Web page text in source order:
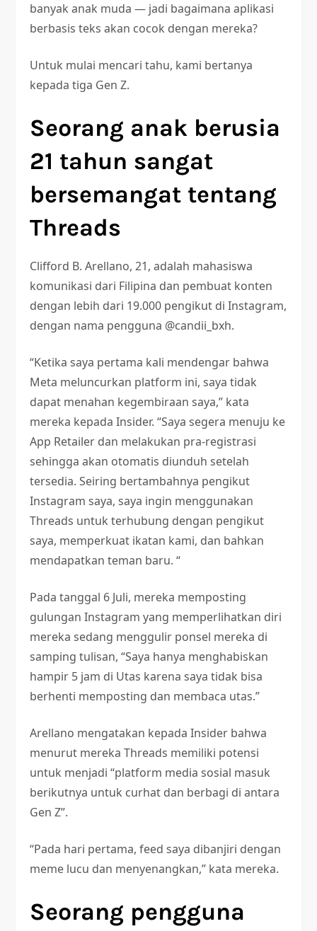
banyak anak muda — jadi bagaimana aplikasi
berbasis teks akan cocok dengan mereka?
Untuk mulai mencari tahu, kami bertanya
kepada tiga Gen Z.
Seorang anak berusia
21 tahun sangat
bersemangat tentang
Threads
Clifford B. Arellano, 21, adalah mahasiswa
komunikasi dari Filipina dan pembuat konten
dengan lebih dari 19.000 pengikut di Instagram,
dengan nama pengguna @candii_bxh.
“Ketika saya pertama kali mendengar bahwa
Meta meluncurkan platform ini, saya tidak
dapat menahan kegembiraan saya,” kata
mereka kepada Insider. “Saya segera menuju ke
App Retailer dan melakukan pra-registrasi
sehingga akan otomatis diunduh setelah
tersedia. Seiring bertambahnya pengikut
Instagram saya, saya ingin menggunakan
Threads untuk terhubung dengan pengikut
saya, memperkuat ikatan kami, dan bahkan
mendapatkan teman baru. “
Pada tanggal 6 Juli, mereka memposting
gulungan Instagram yang memperlihatkan diri
mereka sedang menggulir ponsel mereka di
samping tulisan, “Saya hanya menghabiskan
hampir 5 jam di Utas karena saya tidak bisa
berhenti memposting dan membaca utas.”
Arellano mengatakan kepada Insider bahwa
menurut mereka Threads memiliki potensi
untuk menjadi “platform media sosial masuk
berikutnya untuk curhat dan berbagi di antara
Gen Z”.
“Pada hari pertama, feed saya dibanjiri dengan
meme lucu dan menyenangkan,” kata mereka.
Seorang pengguna